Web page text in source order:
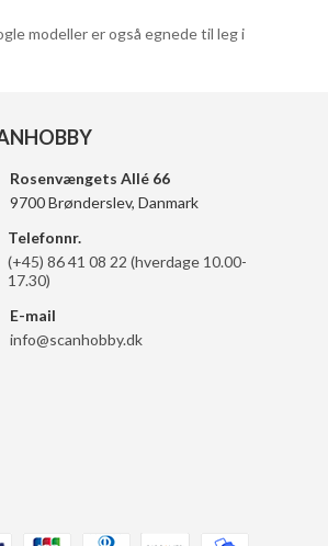
modeller er også egnede til leg i
Rosenvængets Allé 66
9700 Brønderslev, Danmark
Telefonnr.
(+45) 86 41 08 22 (hverdage 10.00-
17.30)
E-mail
info@scanhobby.dk